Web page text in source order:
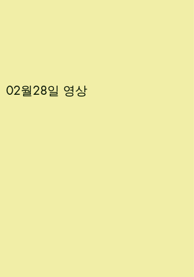
02월28일 영상